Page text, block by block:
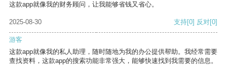
这款app就像我的财务顾问，让我能够省钱又省心。
2025-08-30 支持[0] 反对[0]
游客
这款app就像我的私人助理，随时随地为我的办公提供帮助。我经常需要
查找资料，这款app的搜索功能非常强大，能够快速找到我需要的信息。